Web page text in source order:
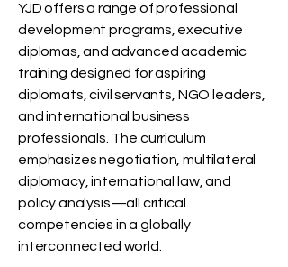
YJD offers a range of professional
development programs, executive
diplomas, and advanced academic
training designed for aspiring
diplomats, civil servants, NGO leaders,
and international business
professionals. The curriculum
emphasizes negotiation, multilateral
diplomacy, international law, and
policy analysis—all critical
competencies in a globally
interconnected world.